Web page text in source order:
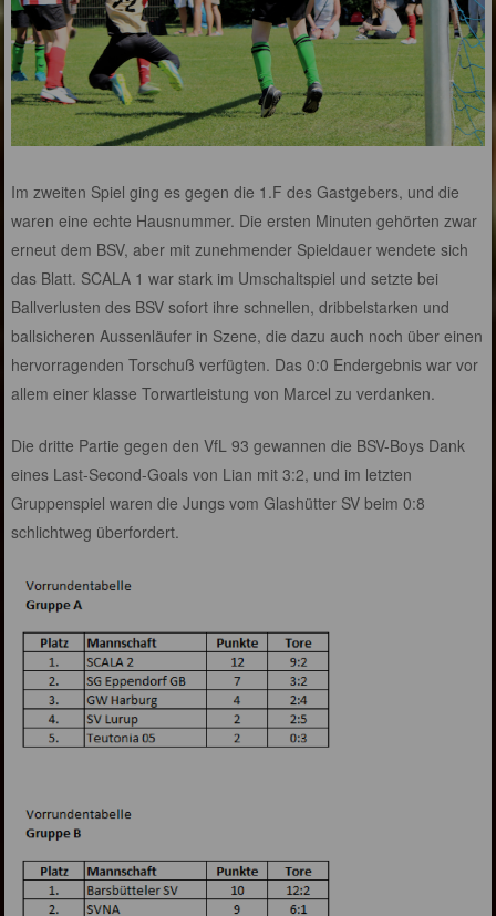
Im zweiten Spiel ging es gegen die 1.F des Gastgebers, und die
waren eine echte Hausnummer. Die ersten Minuten gehörten zwar
erneut dem BSV, aber mit zunehmender Spieldauer wendete sich
das Blatt. SCALA 1 war stark im Umschaltspiel und setzte bei
Ballverlusten des BSV sofort ihre schnellen, dribbelstarken und
ballsicheren Aussenläufer in Szene, die dazu auch noch über einen
hervorragenden Torschuß verfügten. Das 0:0 Endergebnis war vor
allem einer klasse Torwartleistung von Marcel zu verdanken.
Die dritte Partie gegen den VfL 93 gewannen die BSV-Boys Dank
eines Last-Second-Goals von Lian mit 3:2, und im letzten
Gruppenspiel waren die Jungs vom Glashütter SV beim 0:8
schlichtweg überfordert.